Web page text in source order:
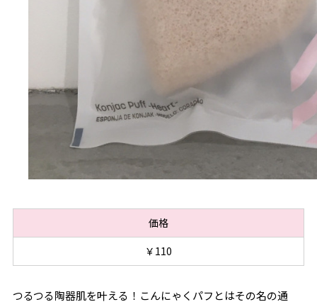
価格
￥110
つるつる陶器肌を叶える！こんにゃくパフとはその名の通